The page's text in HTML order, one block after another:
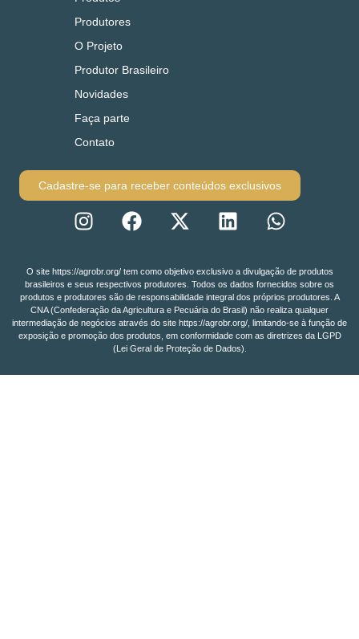
Produtores
O Projeto
Produtor Brasileiro
Novidades
Faça parte
Contato
Cadastre-se para receber conteúdos exclusivos
O site https://agrobr.org/ tem como objetivo exclusivo a divulgação de produtos
brasileiros e seus respectivos produtores. Todos os dados fornecidos sobre os
produtos e produtores são de responsabilidade integral dos próprios produtores. A
CNA (Confederação da Agricultura e Pecuária do Brasil) não realiza qualquer
intermediação de negócios através do site https://agrobr.org/, limitando-se à função de
exposição e promoção dos produtos, em conformidade com as diretrizes da LGPD
(Lei Geral de Proteção de Dados).